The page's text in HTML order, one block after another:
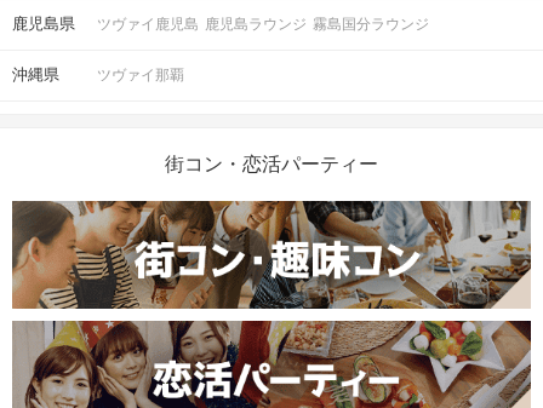
鹿児島県 ツヴァイ鹿児島 鹿児島ラウンジ 霧島国分ラウンジ
沖縄県 ツヴァイ那覇
街コン・恋活パーティー